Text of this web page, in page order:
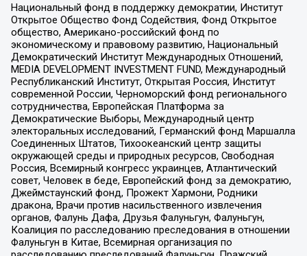
Национальный фонд в поддержку демократии, Институт
Открытое Общество Фонд Содействия, Фонд Открытое
общество, Американо-российский фонд по
экономическому и правовому развитию, Национальный
Демократический Институт Международных Отношений,
MEDIA DEVELOPMENT INVESTMENT FUND, Международный
Республиканский Институт, Открытая Россия, Институт
современной России, Черноморский фонд регионального
сотрудничества, Европейская Платформа за
Демократические Выборы, Международный центр
электоральных исследований, Германский фонд Маршалла
Соединенных Штатов, Тихоокеанский центр защиты
окружающей среды и природных ресурсов, Свободная
Россия, Всемирный конгресс украинцев, Атлантический
совет, Человек в беде, Европейский фонд за демократию,
Джеймстаунский фонд, Прожект Хармони, Родники
дракона, Врачи против насильственного извлечения
органов, Фалунь Дафа, Друзья Фалуньгун, Фалуньгун,
Коалиция по расследованию преследования в отношении
Фалуньгун в Китае, Всемирная организация по